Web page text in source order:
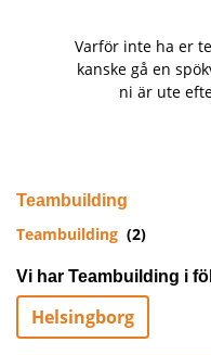
Varför inte ha er
kanske gå en
ni är ute
Teambuilding
Teambuilding (2)
Vi har Teambuilding i
Helsingborg